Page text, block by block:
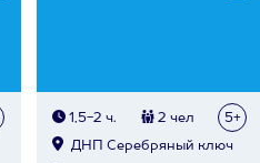
1,5-2 ч. 2 чел 5+
ДНП Серебряный ключ